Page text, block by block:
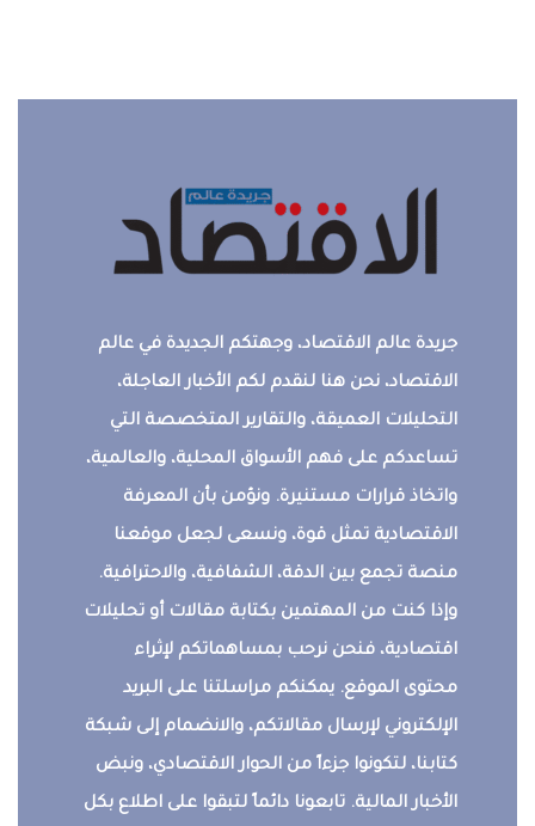
جريدة عالم الاقتصاد، وجهتكم الجديدة في عالم
الاقتصاد، نحن هنا لنقدم لكم الأخبار العاجلة،
التحليلات العميقة، والتقارير المتخصصة التي
تساعدكم على فهم الأسواق المحلية، والعالمية،
واتخاذ قرارات مستنيرة. ونؤمن بأن المعرفة
الاقتصادية تمثل قوة، ونسعى لجعل موقعنا
منصة تجمع بين الدقة، الشفافية، والاحترافية.
وإذا كنت من المهتمين بكتابة مقالات أو تحليلات
اقتصادية، فنحن نرحب بمساهماتكم لإثراء
محتوى الموقع. يمكنكم مراسلتنا على البريد
الإلكتروني لإرسال مقالاتكم، والانضمام إلى شبكة
كتابنا، لتكونوا جزءاً من الحوار الاقتصادي، ونبض
الأخبار المالية. تابعونا دائماً لتبقوا على اطلاع بكل